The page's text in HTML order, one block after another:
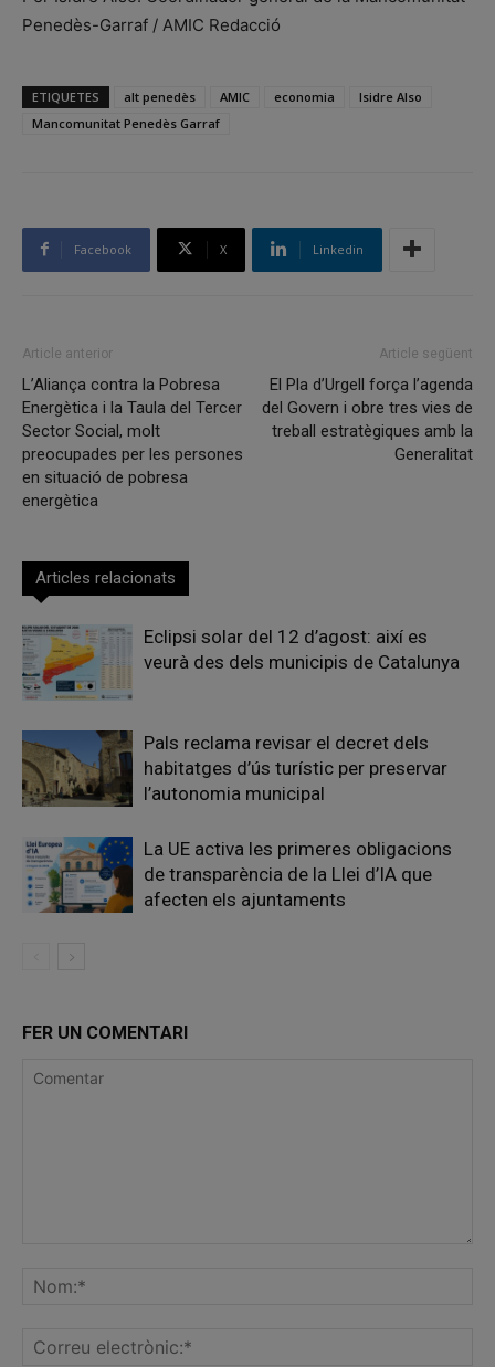
Penedès-Garraf / AMIC Redacció
ETIQUETES alt penedès AMIC economia
Isidre Also
Mancomunitat Penedès Garraf
Facebook X Linkedin
Article anterior
L’Aliança contra la Pobresa
Energètica i la Taula del Tercer
Sector Social, molt
preocupades per les persones
en situació de pobresa
energètica
Article següent
El Pla d’Urgell força l’agenda
del Govern i obre tres vies de
treball estratègiques amb la
Generalitat
Articles relacionats
Eclipsi solar del 12 d’agost: així es
veurà des dels municipis de Catalunya
Pals reclama revisar el decret dels
habitatges d’ús turístic per preservar
l’autonomia municipal
La UE activa les primeres obligacions
de transparència de la Llei d’IA que
afecten els ajuntaments
FER UN COMENTARI